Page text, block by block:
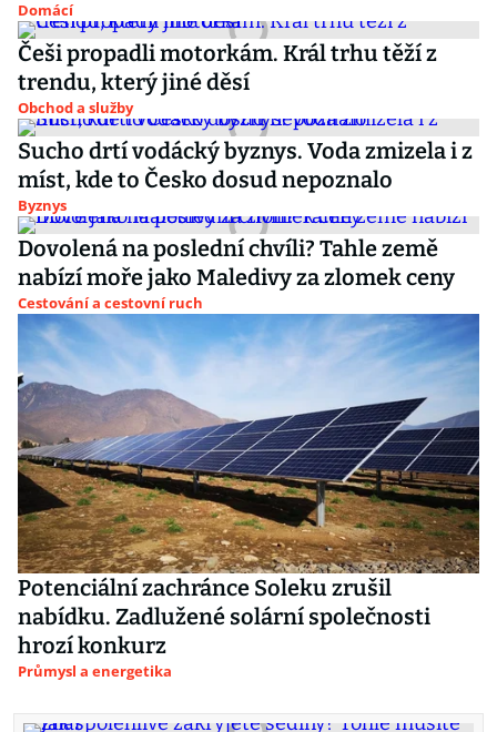
Domácí
Češi propadli motorkám. Král trhu těží z
trendu, který jiné děsí
Obchod a služby
Sucho drtí vodácký byznys. Voda zmizela i z
míst, kde to Česko dosud nepoznalo
Byznys
Dovolená na poslední chvíli? Tahle země
nabízí moře jako Maledivy za zlomek ceny
Cestování a cestovní ruch
Potenciální zachránce Soleku zrušil
nabídku. Zadlužené solární společnosti
hrozí konkurz
Průmysl a energetika